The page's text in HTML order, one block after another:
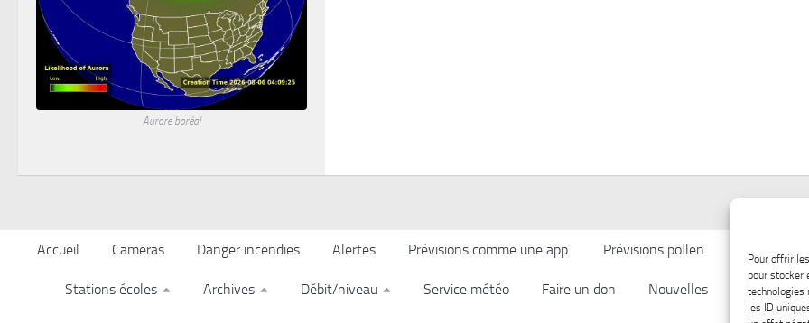
Pour offrir
pour stocker
technologies
les ID
Aurore boréal
Accueil Caméras Danger incendies Alertes Prévisions comme une app. Prévisions pollen
Stations écoles Archives Débit/niveau Service météo Faire un don Nouvelles Afficher